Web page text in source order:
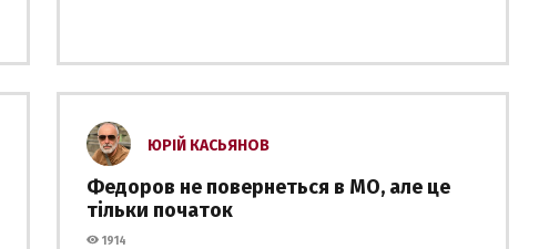
ЮРІЙ КАСЬЯНОВ
Федоров не повернеться в МО, але це
тільки початок
1914